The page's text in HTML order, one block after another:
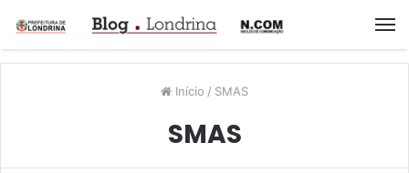
Início / SMAS
SMAS